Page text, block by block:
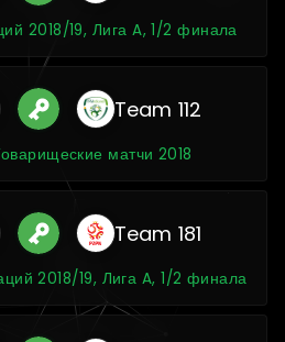
2018/19, Лига A, 1/2 финала
Team 112
матчи 2018
Team 181
2018/19, Лига A, 1/2 финала